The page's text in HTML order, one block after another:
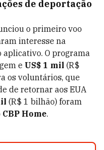
de deportação
o primeiro voo
interesse na
O programa
e US$ 1 mil (R$
os voluntários, que
de retornar aos EUA
(R$ 1 bilhão) foram
CBP Home.